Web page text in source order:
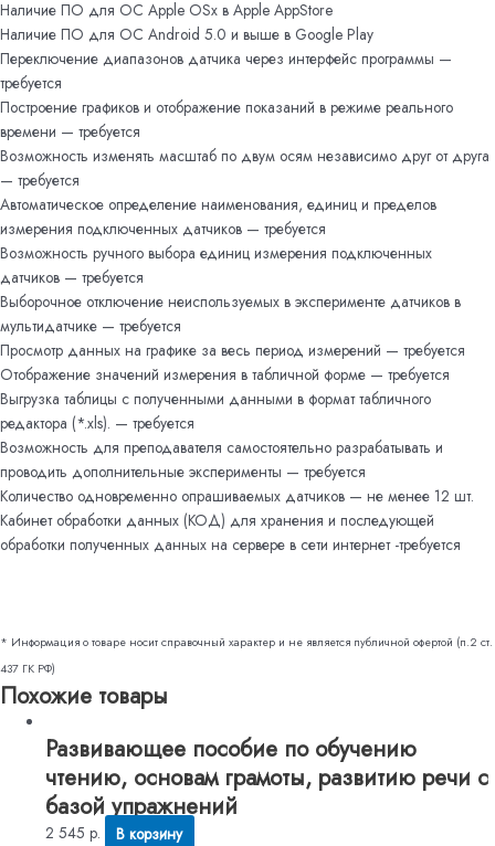
Наличие ПО для ОС Apple OSx в Apple AppStore
Наличие ПО для ОС Android 5.0 и выше в Google Play
Переключение диапазонов датчика через интерфейс программы —
требуется
Построение графиков и отображение показаний в режиме реального
времени — требуется
Возможность изменять масштаб по двум осям независимо друг от друга
— требуется
Автоматическое определение наименования, единиц и пределов
измерения подключенных датчиков — требуется
Возможность ручного выбора единиц измерения подключенных
датчиков — требуется
Выборочное отключение неиспользуемых в эксперименте датчиков в
мультидатчике — требуется
Просмотр данных на графике за весь период измерений — требуется
Отображение значений измерения в табличной форме — требуется
Выгрузка таблицы с полученными данными в формат табличного
редактора (*.xls). — требуется
Возможность для преподавателя самостоятельно разрабатывать и
проводить дополнительные эксперименты — требуется
Количество одновременно опрашиваемых датчиков — не менее 12 шт.
Кабинет обработки данных (КОД) для хранения и последующей
обработки полученных данных на сервере в сети интернет -требуется
* Информация о товаре носит справочный характер и не является публичной офертой (п.2 ст.
437 ГК РФ)
Похожие товары
Развивающее пособие по обучению
чтению, основам грамоты, развитию речи с
базой упражнений
2 545р. В корзину